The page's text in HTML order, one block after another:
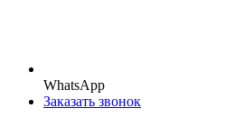
WhatsApp
Заказать звонок